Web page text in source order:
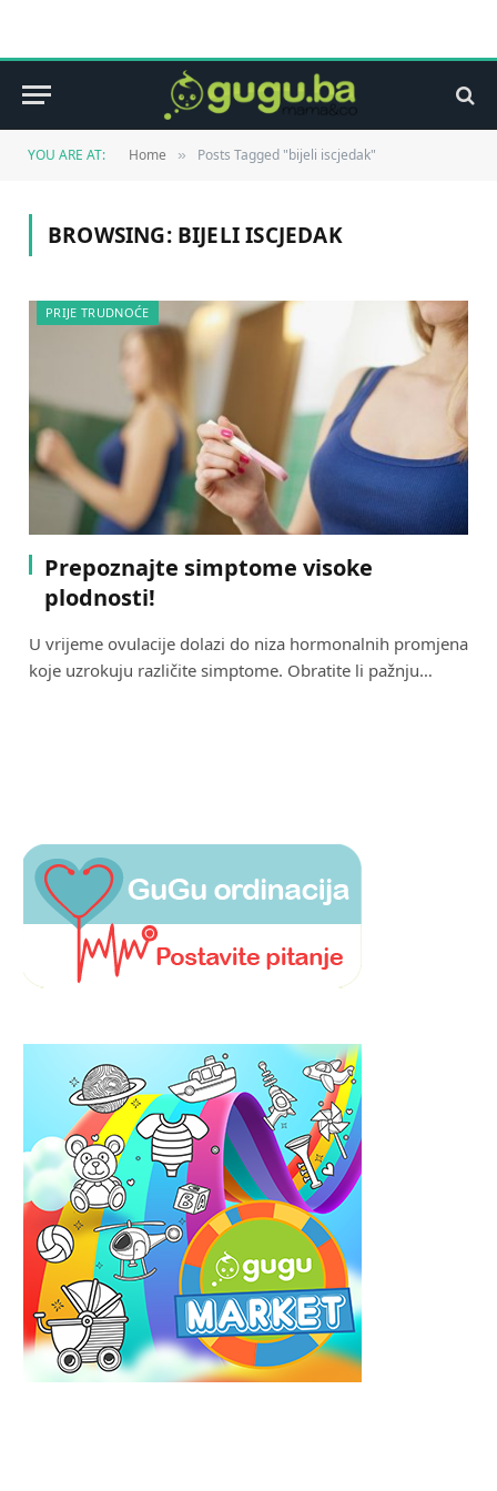
YOU ARE AT: Home » Posts Tagged "bijeli iscjedak"
BROWSING: BIJELI ISCJEDAK
PRIJE TRUDNOĆE
Prepoznajte simptome visoke
plodnosti!
U vrijeme ovulacije dolazi do niza hormonalnih promjena
koje uzrokuju različite simptome. Obratite li pažnju…